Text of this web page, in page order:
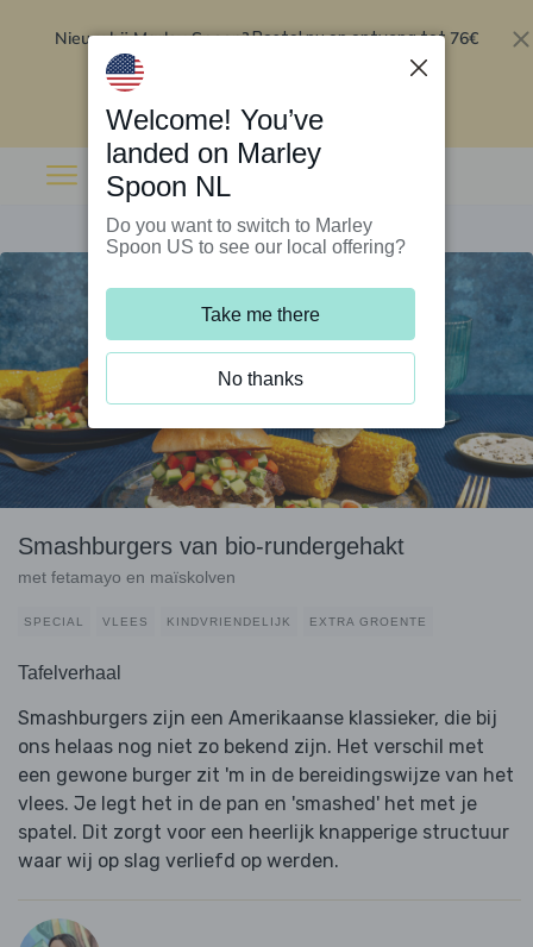
Nieuw bij Marley Spoon?Bestel nu en ontvang tot 76€
Smashburgers van bio-rundergehakt
met fetamayo en maïskolven
SPECIAL VLEES KINDVRIENDELIJK EXTRA GROENTE
Tafelverhaal
Smashburgers zijn een Amerikaanse klassieker, die bij
ons helaas nog niet zo bekend zijn. Het verschil met
een gewone burger zit 'm in de bereidingswijze van het
vlees. Je legt het in de pan en 'smashed' het met je
spatel. Dit zorgt voor een heerlijk knapperige structuur
waar wij op slag verliefd op werden.
Welcome! You’ve
landed on Marley
Spoon NL
Do you want to switch to Marley
Spoon US to see our local offering?
Take me there
No thanks